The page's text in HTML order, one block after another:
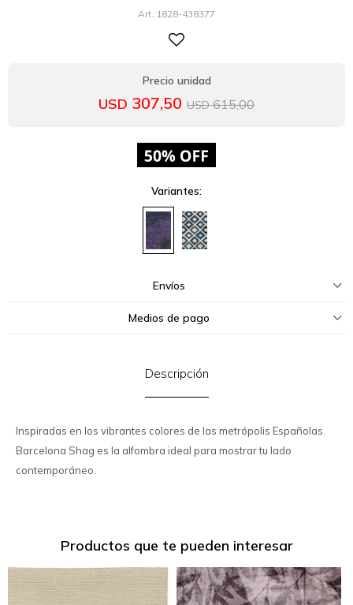
1828-438377
USD 307,50 USD 615,00
Variantes:
Envíos
Medios de pago
Descripción
Inspiradas en los vibrantes colores de las metrópolis Españolas.
Barcelona Shag es la alfombra ideal para mostrar tu lado
contemporáneo.
Productos que te pueden interesar